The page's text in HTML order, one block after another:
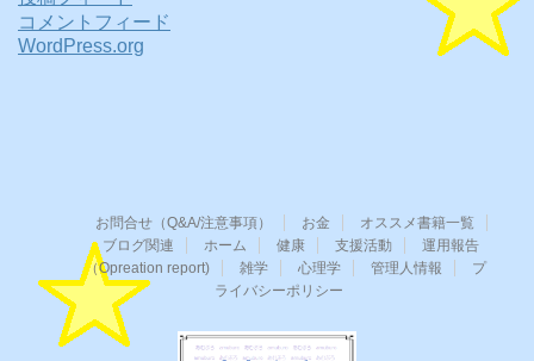
コメントフィード
WordPress.org
お問合せ（Q&A/注意事項） お金
オススメ書籍一覧
ブログ関連
ホーム 健康 支援活動
運用報告
（Opreation report)
雑学 心理学 管理人情報
プ
ライバシーポリシー